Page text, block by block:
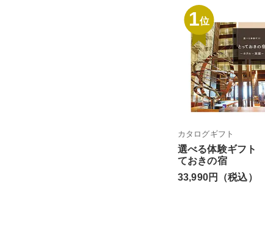
1位
カタログギフト
選べる体験ギフト
ておきの宿
33,990円（税込）